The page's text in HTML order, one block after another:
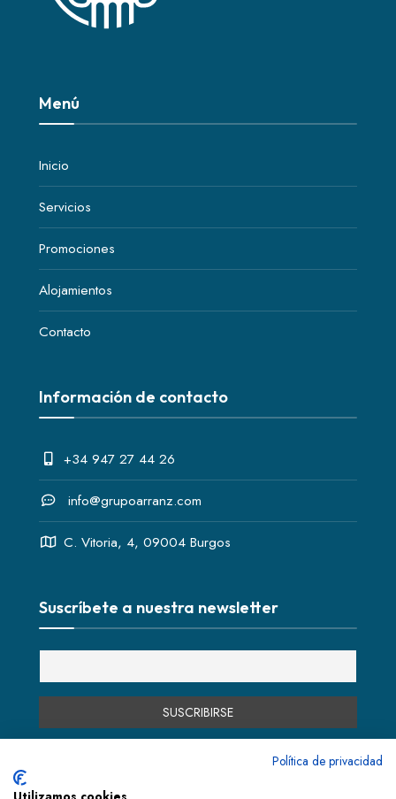
Menú
Inicio
Servicios
Promociones
Alojamientos
Contacto
Información de contacto
+34 947 27 44 26
info@grupoarranz.com
C. Vitoria, 4, 09004 Burgos
Suscríbete a nuestra newsletter
Política de privacidad